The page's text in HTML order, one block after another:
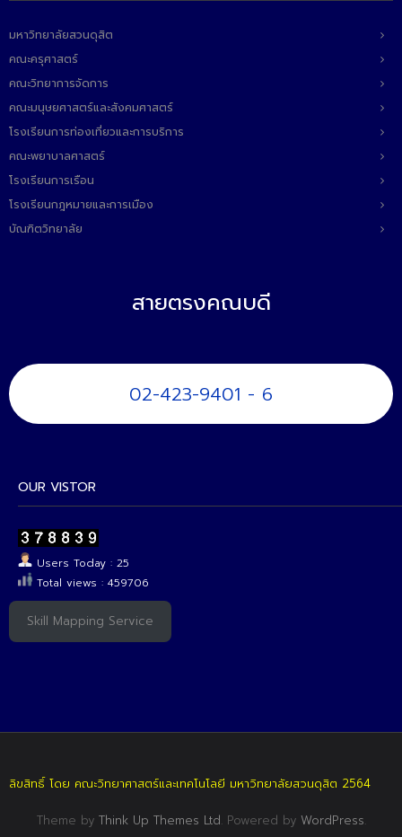
มหาวิทยาลัยสวนดุสิต
คณะครุศาสตร์
คณะวิทยาการจัดการ
คณะมนุษยศาสตร์และสังคมศาสตร์
โรงเรียนการท่องเที่ยวและการบริการ
คณะพยาบาลศาสตร์
โรงเรียนการเรือน
โรงเรียนกฎหมายและการเมือง
บัณฑิตวิทยาลัย
สายตรงคณบดี
02-423-9401 - 6
OUR VISTOR
Users Today : 25
Total views : 459706
Skill Mapping Service
ลิขสิทธิ์ โดย คณะวิทยาศาสตร์และเทคโนโลยี มหาวิทยาลัยสวนดุสิต 2564
Theme by Think Up Themes Ltd. Powered by WordPress.